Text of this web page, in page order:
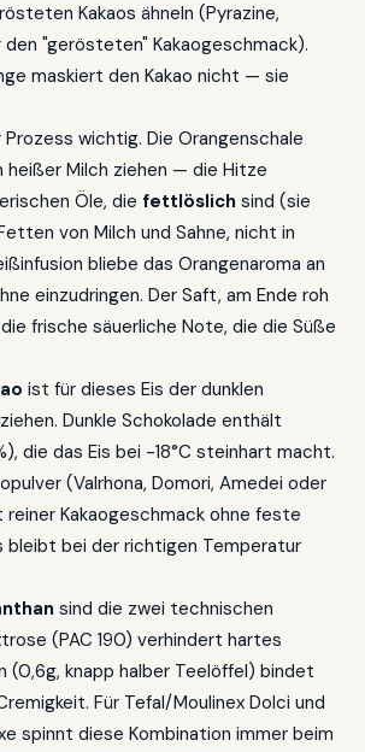
Kakaos ähneln (Pyrazine,
"gerösteten" Kakaogeschmack).
maskiert den Kakao nicht — sie
wichtig. Die Orangenschale
heißer Milch ziehen — die Hitze
Öle, die fettlöslich sind (sie
von Milch und Sahne, nicht in
bliebe das Orangenaroma an
einzudringen. Der Saft, am Ende roh
frische säuerliche Note, die die Süße
ist für dieses Eis der dunklen
Dunkle Schokolade enthält
die das Eis bei -18°C steinhart macht.
(Valrhona, Domori, Amedei oder
reiner Kakaogeschmack ohne feste
bleibt bei der richtigen Temperatur
sind die zwei technischen
(PAC 190) verhindert hartes
(0,6g, knapp halber Teelöffel) bindet
Für Tefal/Moulinex Dolci und
spinnt diese Kombination immer beim